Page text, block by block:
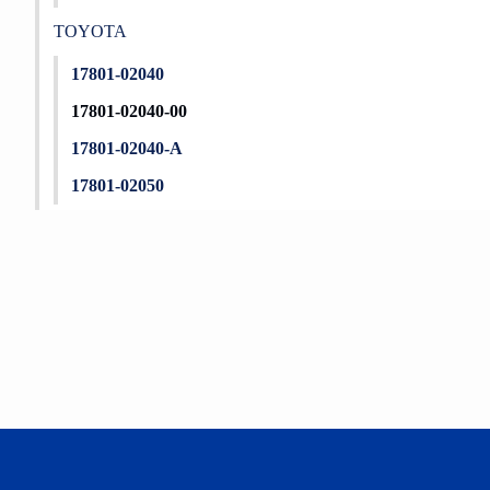
TOYOTA
17801-02040
17801-02040-00
17801-02040-A
17801-02050
Ürün bilgilerinde hatalar bulunuyor.